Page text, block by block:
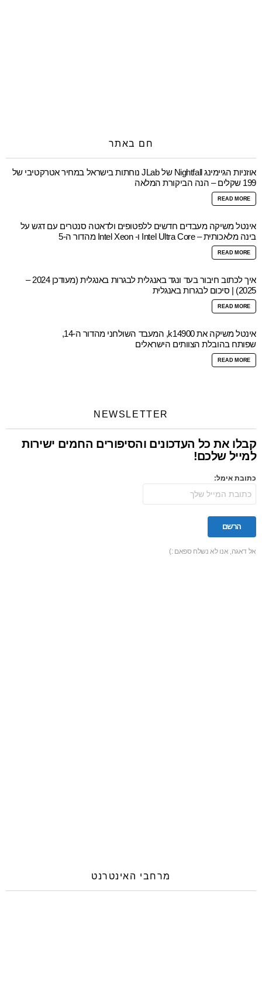
חם באתר
אוזניות הגיימינג Nightfall של JLab נוחתות בישראל במחיר אטרקטיבי של
199 שקלים – הנה הביקורת המלאה
READ MORE
אינטל משיקה מעבדים חדשים ללפטופים ולדאטה סנטרים עם דגש על
בינה מלאכותית – Intel Ultra Core ו- Intel Xeon מהדור ה-5
READ MORE
איך לכתוב חיבור בעד ונגד באנגלית לבגרות באנגלית (מעודכן 2024 –
2025) | סיכום לבגרות באנגלית
READ MORE
אינטל משיקה את k14900, המעבד השולחני מהדור ה-14,
שפותח בהובלת הצוותים הישראלים
READ MORE
NEWSLETTER
קבלו את כל העדכונים והסיפורים החמים ישירות
למייל שלכם!
כתובת אימל:
אל דאגה, אנו לא נשלח ספאם :)
מרחבי האינטרנט